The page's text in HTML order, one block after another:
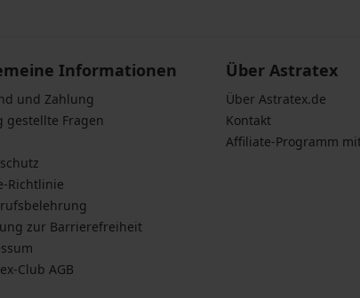
Informationen
und Zahlung
gestellte Fragen
Richtlinie
zur Barrierefreiheit
Club AGB
Über Astratex
Über Astratex.de
Kontakt
Affiliate-Programm